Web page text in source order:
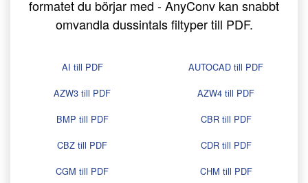
formatet du börjar med - AnyConv kan snabbt
omvandla dussintals filtyper till PDF.
AI till PDF
AUTOCAD till PDF
AZW3 till PDF
AZW4 till PDF
BMP till PDF
CBR till PDF
CBZ till PDF
CDR till PDF
CGM till PDF
CHM till PDF